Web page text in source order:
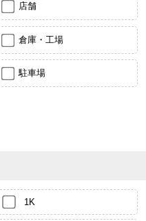
店舗
倉庫・工場
駐車場
1K